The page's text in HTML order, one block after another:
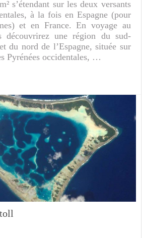
s’étendant sur les deux versants
à la fois en Espagne (pour
et en France. En voyage au
découvrirez une région du sud-
du nord de l’Espagne, située sur
Pyrénées occidentales, …